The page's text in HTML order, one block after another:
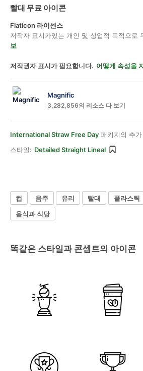
빨대 무료 아이콘
Flaticon 라이센스
저작자 표시가있는 개인 및 상업적 목적으로
보
저작권자 표시가 필요합니다. 어떻게 속성을
Magnific
3,282,856의 리소스 다 보기
International Straw Free Day 패키지의 추
스타일: Detailed Straight Lineal
컵 음주 유리 빨대 플라스틱
음식과 식당
똑같은 스타일과 콘셉트의 아이콘